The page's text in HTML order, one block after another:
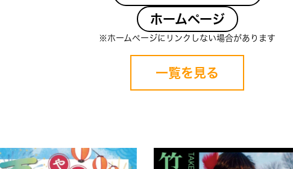
ホームページ
※ホームページにリンクしない場合があります
一覧を見る